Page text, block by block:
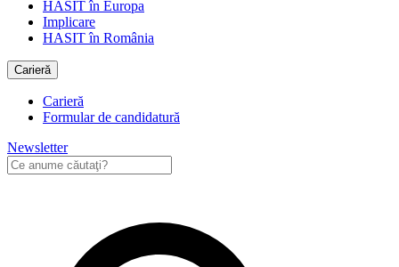
HASIT în Europa
Implicare
HASIT în România
Carieră
Carieră
Formular de candidatură
Newsletter